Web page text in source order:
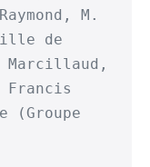
M.
de
Marcillaud,
Francis
(Groupe